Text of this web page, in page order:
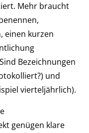
Mehr braucht
einen kurzen
Bezeichnungen
und
vierteljährlich).
genügen klare